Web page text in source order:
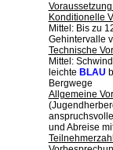
Konditionelle
Mittel: Bis zu
Gehintervalle
Technische
Mittel:
leichte BLAU
Bergwege
Allgemeine
und Abreise